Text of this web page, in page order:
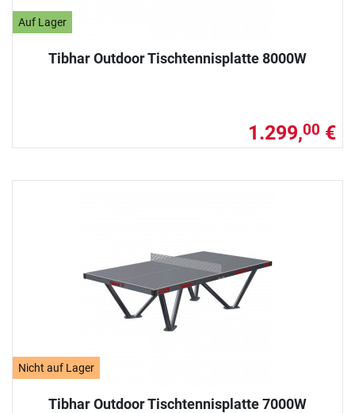
Auf Lager
Tibhar Outdoor Tischtennisplatte 8000W
1.299,00 €
Nicht auf Lager
Tibhar Outdoor Tischtennisplatte 7000W